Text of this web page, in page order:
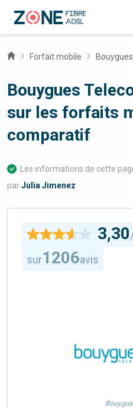
Forfait mobile
Bouygues
sur les forfaits
comparatif
Les informations de cette
parJulia Jimenez
3,30
sur1206avis